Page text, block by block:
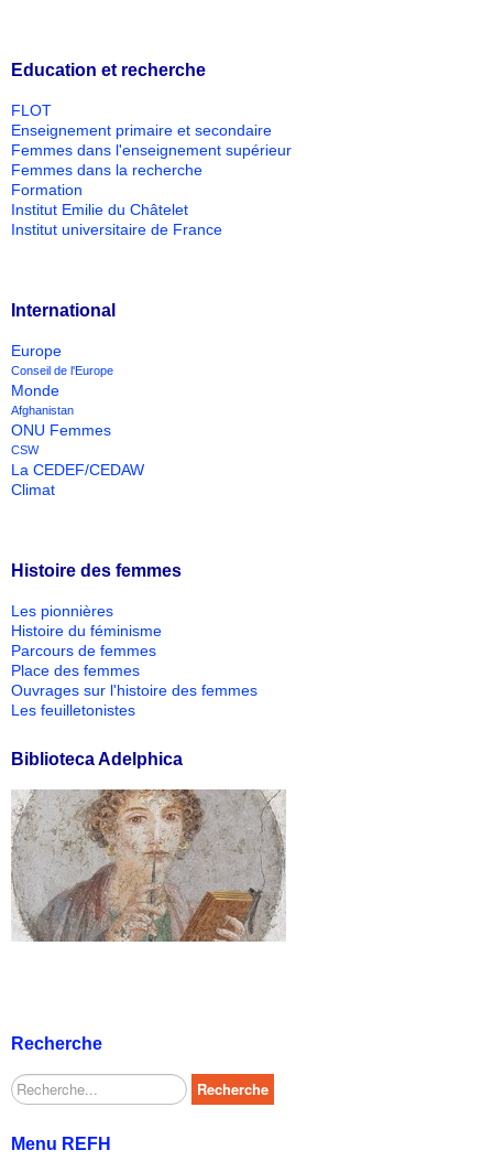
Education et recherche
FLOT
Enseignement primaire et secondaire
Femmes dans l'enseignement supérieur
Femmes dans la recherche
Formation
Institut Emilie du Châtelet
Institut universitaire de France
International
Europe
Conseil de l'Europe
Monde
Afghanistan
ONU Femmes
CSW
La CEDEF/CEDAW
Climat
Histoire des femmes
Les pionnières
Histoire du féminisme
Parcours de femmes
Place des femmes
Ouvrages sur l'histoire des femmes
Les feuilletonistes
Biblioteca Adelphica
Recherche
Rechercher Recherche
Menu REFH